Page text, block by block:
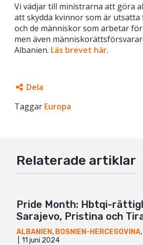
Vi vädjar till ministrarna att göra
att skydda kvinnor som är utsatta
och de människor som arbetar
men även
Albanien. Läs brevet här.
Dela
Facebook
Mail
Taggar Europa
Relaterade artiklar
Pride Month: Hbtqi-
Sarajevo, Pristina och
ALBANIEN, BOSNIEN-HERCEGOVINA,
11 juni 2024